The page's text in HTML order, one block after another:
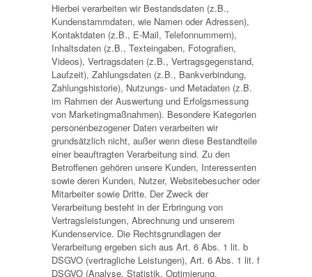
Hierbei verarbeiten wir Bestandsdaten (z.B.,
Kundenstammdaten, wie Namen oder Adressen),
Kontaktdaten (z.B., E-Mail, Telefonnummern),
Inhaltsdaten (z.B., Texteingaben, Fotografien,
Videos), Vertragsdaten (z.B., Vertragsgegenstand,
Laufzeit), Zahlungsdaten (z.B., Bankverbindung,
Zahlungshistorie), Nutzungs- und Metadaten (z.B.
im Rahmen der Auswertung und Erfolgsmessung
von Marketingmaßnahmen). Besondere Kategorien
personenbezogener Daten verarbeiten wir
grundsätzlich nicht, außer wenn diese Bestandteile
einer beauftragten Verarbeitung sind. Zu den
Betroffenen gehören unsere Kunden, Interessenten
sowie deren Kunden, Nutzer, Websitebesucher oder
Mitarbeiter sowie Dritte. Der Zweck der
Verarbeitung besteht in der Erbringung von
Vertragsleistungen, Abrechnung und unserem
Kundenservice. Die Rechtsgrundlagen der
Verarbeitung ergeben sich aus Art. 6 Abs. 1 lit. b
DSGVO (vertragliche Leistungen), Art. 6 Abs. 1 lit. f
DSGVO (Analyse, Statistik, Optimierung,